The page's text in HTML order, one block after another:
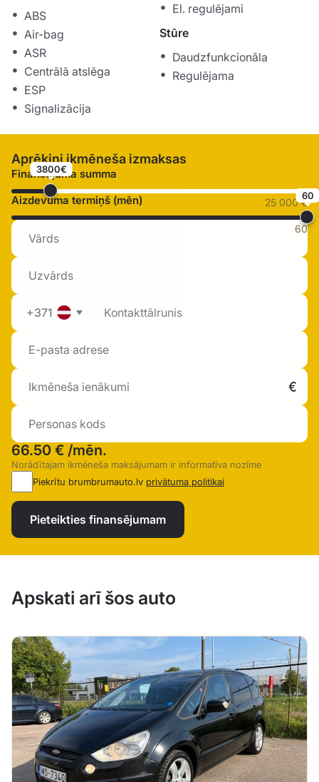
ABS
Air-bag
ASR
Centrālā atslēga
ESP
Signalizācija
El. regulējami
Stūre
Daudzfunkcionāla
Regulējama
Aprēķini ikmēneša izmaksas
Finansējuma summa
3800€
25 000 €
Aizdevuma termiņš (mēn) 60
60
+371
66.50 € /mēn.
Norādītajam ikmēneša maksājumam ir informatīva nozīme
Piekrītu brumbrumauto.lv privātuma politikai
Pieteikties finansējumam
Apskati arī šos auto